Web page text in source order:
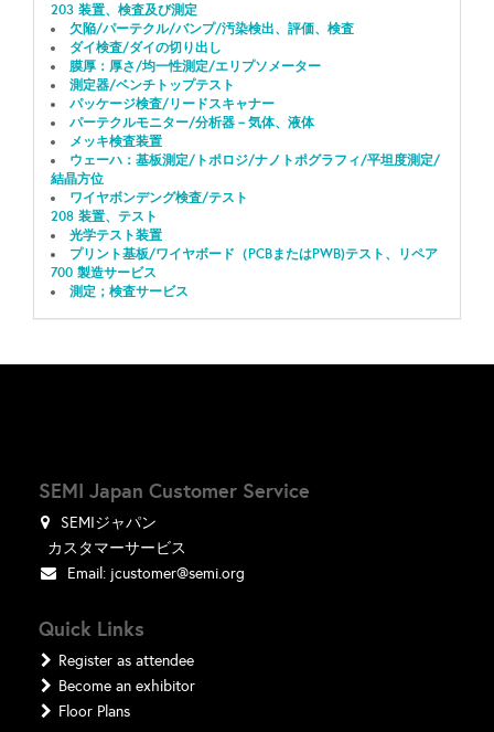
203 装置、検査及び測定
欠陥/パーテクル/バンプ/汚染検出、評価、検査
ダイ検査/ダイの切り出し
膜厚：厚さ/均一性測定/エリプソメーター
測定器/ベンチトップテスト
パッケージ検査/リードスキャナー
パーテクルモニター/分析器－気体、液体
メッキ検査装置
ウェーハ：基板測定/トポロジ/ナノトポグラフィ/平坦度測定/
結晶方位
ワイヤボンデング検査/テスト
208 装置、テスト
光学テスト装置
プリント基板/ワイヤボード（PCBまたはPWB)テスト、リペア
700 製造サービス
測定；検査サービス
SEMI Japan Customer Service
SEMIジャパン
カスタマーサービス
Email: jcustomer@semi.org
Quick Links
Register as attendee
Become an exhibitor
Floor Plans